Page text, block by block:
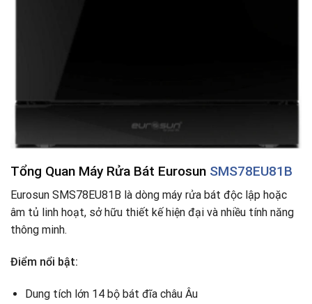
Tổng Quan Máy Rửa Bát Eurosun SMS78EU81B
Eurosun SMS78EU81B là dòng máy rửa bát độc lập hoặc
âm tủ linh hoạt, sở hữu thiết kế hiện đại và nhiều tính năng
thông minh.
Điểm nổi bật:
Dung tích lớn 14 bộ bát đĩa châu Âu